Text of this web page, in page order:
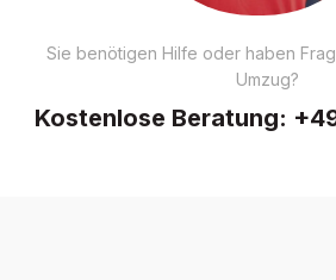
Sie benötigen Hilfe oder haben
Umzug?
Kostenlose Beratung: